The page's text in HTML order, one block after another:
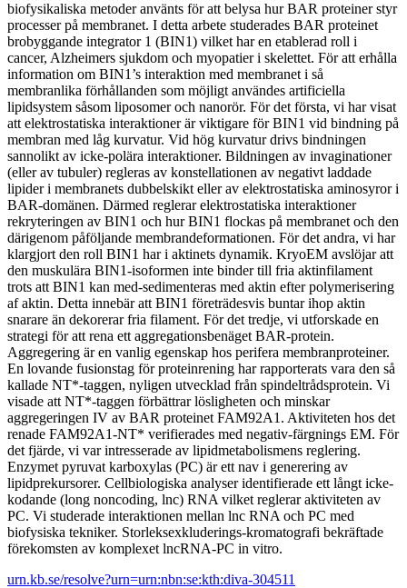
biofysikaliska metoder använts för att belysa hur BAR proteiner styr
processer på membranet. I detta arbete studerades BAR proteinet
brobyggande integrator 1 (BIN1) vilket har en etablerad roll i
cancer, Alzheimers sjukdom och myopatier i skelettet. För att erhålla
information om BIN1’s interaktion med membranet i så
membranlika förhållanden som möjligt användes artificiella
lipidsystem såsom liposomer och nanorör. För det första, vi har visat
att elektrostatiska interaktioner är viktigare för BIN1 vid bindning på
membran med låg kurvatur. Vid hög kurvatur drivs bindningen
sannolikt av icke-polära interaktioner. Bildningen av invaginationer
(eller av tubuler) regleras av konstellationen av negativt laddade
lipider i membranets dubbelskikt eller av elektrostatiska aminosyror i
BAR-domänen. Därmed reglerar elektrostatiska interaktioner
rekryteringen av BIN1 och hur BIN1 flockas på membranet och den
därigenom påföljande membrandeformationen. För det andra, vi har
klargjort den roll BIN1 har i aktinets dynamik. KryoEM avslöjar att
den muskulära BIN1-isoformen inte binder till fria aktinfilament
trots att BIN1 kan med-sedimenteras med aktin efter polymerisering
af aktin. Detta innebär att BIN1 företrädesvis buntar ihop aktin
snarare än dekorerar fria filament. För det tredje, vi utforskade en
strategi för att rena ett aggregationsbenäget BAR-protein.
Aggregering är en vanlig egenskap hos perifera membranproteiner.
En lovande fusionstag för proteinrening har rapporterats vara den så
kallade NT*-taggen, nyligen utvecklad från spindeltrådsprotein. Vi
visade att NT*-taggen förbättrar lösligheten och minskar
aggregeringen IV av BAR proteinet FAM92A1. Aktiviteten hos det
renade FAM92A1-NT* verifierades med negativ-färgnings EM. För
det fjärde, vi var intresserade av lipidmetabolismens reglering.
Enzymet pyruvat karboxylas (PC) är ett nav i generering av
lipidprekursorer. Cellbiologiska analyser identifierade ett långt icke-
kodande (long noncoding, lnc) RNA vilket reglerar aktiviteten av
PC. Vi studerade interaktionen mellan lnc RNA och PC med
biofysiska tekniker. Storleksexkluderings-kromatografi bekräftade
förekomsten av komplexet lncRNA-PC in vitro.
urn.kb.se/resolve?urn=urn:nbn:se:kth:diva-304511